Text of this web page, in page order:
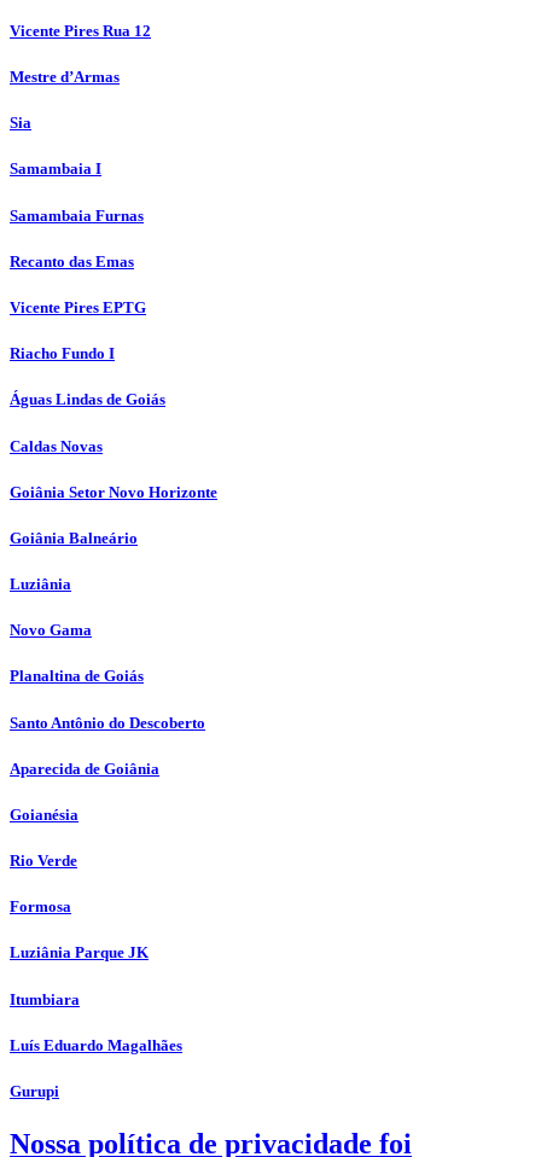
Vicente Pires Rua 12
Mestre d’Armas
Sia
Samambaia I
Samambaia Furnas
Recanto das Emas
Vicente Pires EPTG
Riacho Fundo I
Águas Lindas de Goiás
Caldas Novas
Goiânia Setor Novo Horizonte
Goiânia Balneário
Luziânia
Novo Gama
Planaltina de Goiás
Santo Antônio do Descoberto
Aparecida de Goiânia
Goianésia
Rio Verde
Formosa
Luziânia Parque JK
Itumbiara
Luís Eduardo Magalhães
Gurupi
Nossa política de privacidade foi